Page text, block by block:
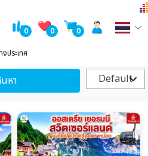
0 0 0
งประเทศ
หา Default